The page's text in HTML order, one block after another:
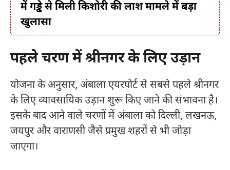
में गड्ढे से मिली किशोरी की लाश मामले में बड़ा
खुलासा
पहले चरण में श्रीनगर के लिए उड़ान
योजना के अनुसार, अंबाला एयरपोर्ट से सबसे पहले श्रीनगर
के लिए व्यावसायिक उड़ान शुरू किए जाने की संभावना है।
इसके बाद आने वाले चरणों में अंबाला को दिल्ली, लखनऊ,
जयपुर और वाराणसी जैसे प्रमुख शहरों से भी जोड़ा
जाएगा।